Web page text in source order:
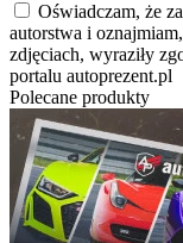
Oświadczam, że
autorstwa i
zdjęciach, wyraziły
portalu autoprezent.pl
Polecane produkty